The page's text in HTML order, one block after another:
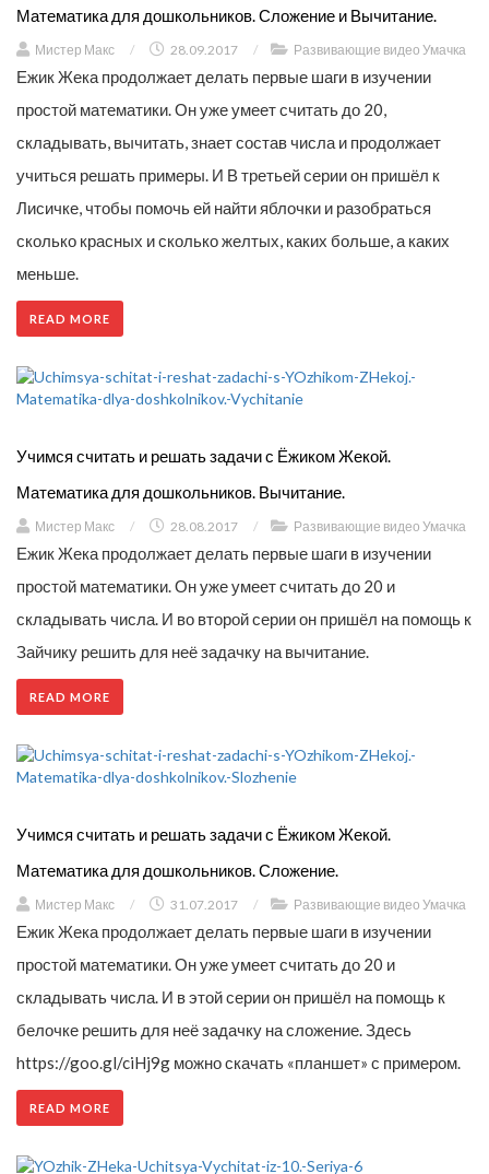
Математика для дошкольников. Сложение и Вычитание.
Мистер Макс / 28.09.2017 / Развивающие видео Умачка
Ежик Жека продолжает делать первые шаги в изучении
простой математики. Он уже умеет считать до 20,
складывать, вычитать, знает состав числа и продолжает
учиться решать примеры. И В третьей серии он пришёл к
Лисичке, чтобы помочь ей найти яблочки и разобраться
сколько красных и сколько желтых, каких больше, а каких
меньше.
READ MORE
Учимся считать и решать задачи с Ёжиком Жекой.
Математика для дошкольников. Вычитание.
Мистер Макс / 28.08.2017 / Развивающие видео Умачка
Ежик Жека продолжает делать первые шаги в изучении
простой математики. Он уже умеет считать до 20 и
складывать числа. И во второй серии он пришёл на помощь к
Зайчику решить для неё задачку на вычитание.
READ MORE
Учимся считать и решать задачи с Ёжиком Жекой.
Математика для дошкольников. Сложение.
Мистер Макс / 31.07.2017 / Развивающие видео Умачка
Ежик Жека продолжает делать первые шаги в изучении
простой математики. Он уже умеет считать до 20 и
складывать числа. И в этой серии он пришёл на помощь к
белочке решить для неё задачку на сложение. Здесь
https://goo.gl/ciHj9g можно скачать «планшет» с примером.
READ MORE